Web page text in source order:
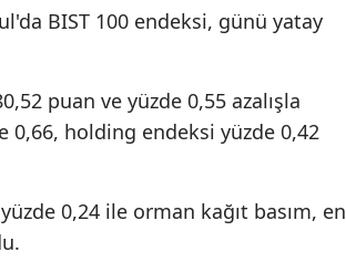
Edirne
Erzincan
BIST 100 endeksi, günü yatay
puan ve yüzde 0,55 azalışla
0,66, holding endeksi yüzde 0,42
0,24 ile orman kağıt basım, en